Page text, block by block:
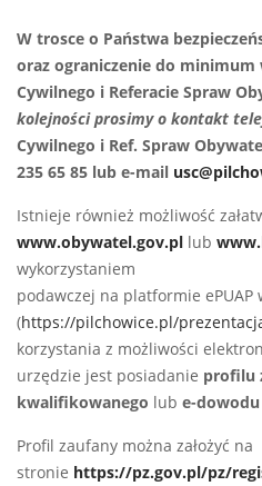
W trosce o Państwa
oraz ograniczenie do minimum
Cywilnego i Referacie Spraw
kolejności prosimy o kontakt
Cywilnego i Ref. Spraw
235 65 85 lub e-mail
Istnieje również możliwość
www.obywatel.gov.pl lub
wykorzystaniem
podawczej na platformie
(https://pilchowice.pl/
korzystania z możliwości
urzędzie jest posiadanie profilu
kwalifikowanego lub e-
Profil zaufany można założyć na
stronie https://pz.gov.pl/pz/